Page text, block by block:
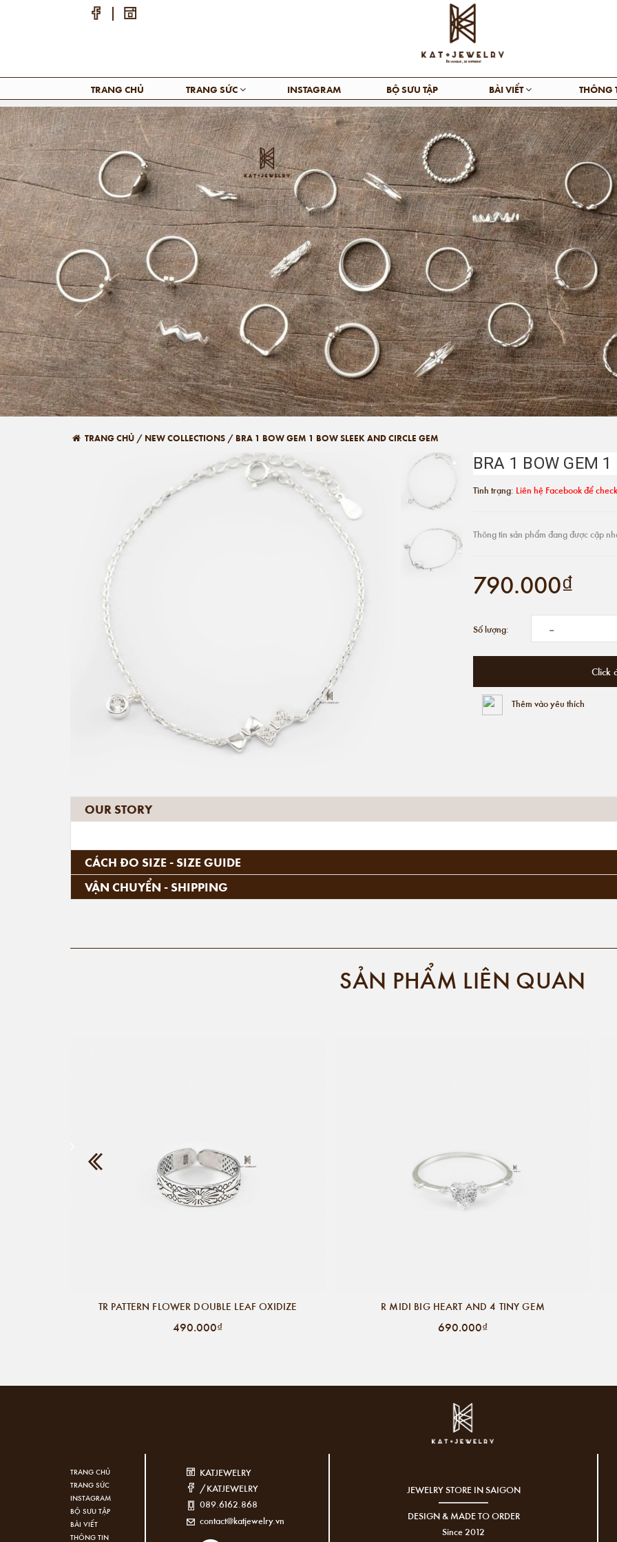
TRANG CHỦ TRANG SỨC INSTAGRAM BỘ SƯU TẬP BÀI VIẾT THÔNG
TRANG CHỦ / NEW COLLECTIONS / BRA 1 BOW GEM 1 BOW SLEEK AND CIRCLE GEM
BRA 1 BOW GEM 1
Tình trạng: Liên hệ Facebook để
Thông tin sản phẩm đang được cập
790.000₫
Số lượng: -
Click
Thêm vào yêu thích
OUR STORY
CÁCH ĐO SIZE - SIZE GUIDE
VẬN CHUYỂN - SHIPPING
SẢN PHẨM LIÊN QUAN
TR PATTERN FLOWER DOUBLE LEAF OXIDIZE
490.000₫
R MIDI BIG HEART AND 4 TINY GEM
690.000₫
TRANG CHỦ
TRANG SỨC
INSTAGRAM
BỘ SƯU TẬP
BÀI VIẾT
THÔNG TIN
KATJEWELRY
/KATJEWELRY
089.6162.868
contact@katjewelry.vn
JEWELRY STORE IN SAIGON
DESIGN & MADE TO ORDER
Since 2012